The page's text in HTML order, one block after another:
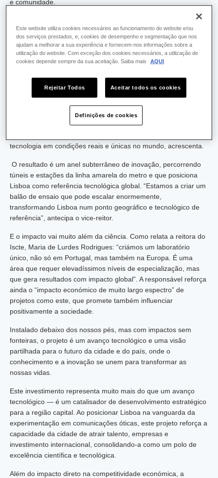
e comunidade.
O Metro de Lisboa será o palco desta transformação, ao servir
de infraestrutura experimental, onde se testam novas formas de
monitorização, segurança, comunicação e gestão eficiente de
recursos urbanos.
a ficar saturada”, explica o vice-reitor do Iscte, Jorge Rodrigues
uma nova geração de fibras, capaz de multiplicar até sete vezes
a capacidade atual. O Iscte, por coincidência, está situado
tecnologia em condições reais e únicas no mundo, acrescenta.
O resultado é um anel subterrâneo de inovação, percorrendo
túneis e estações da linha amarela do metro e que posiciona
Lisboa como referência tecnológica global. “Estamos a criar um
balão de ensaio que pode escalar enormemente,
transformando Lisboa num ponto geográfico e tecnológico de
referência”, antecipa o vice-reitor.
E o impacto vai muito além da ciência. Como relata a reitora do
Iscte, Maria de Lurdes Rodrigues: “criámos um laboratório
único, não só em Portugal, mas também na Europa. É uma
área que requer elevadíssimos níveis de especialização, mas
que gera resultados com impacto global”. A responsável reforça
ainda o “impacto económico de muito largo espectro” de
projetos como este, que promete também influenciar
positivamente a sociedade.
Instalado debaixo dos nossos pés, mas com impactos sem
fonteiras, o projeto é um avanço tecnológico e uma visão
partilhada para o futuro da cidade e do país, onde o
conhecimento e a inovação se unem para transformar as
nossas vidas.
Este investimento representa muito mais do que um avanço
tecnológico — é um catalisador de desenvolvimento estratégico
para a região capital. Ao posicionar Lisboa na vanguarda da
experimentação em comunicações óticas, este projeto reforça a
capacidade da cidade de atrair talento, empresas e
investimento internacional, consolidando-a como um polo de
excelência científica e tecnológica.
Além do impacto direto na competitividade económica, a
Este website utiliza cookies necessários ao funcionamento do website e/ou
dos serviços prestados, e, cookies de desempenho e segmentação que nos
ajudam a melhorar a sua experiência e fornecem-nos informações sobre a
utilização do website. Com exceção dos cookies necessários, a utilização de
cookies depende sempre da sua aceitação. Saiba mais
AQUI
Rejeitar Todos Aceitar todos os cookies
Definições de cookies